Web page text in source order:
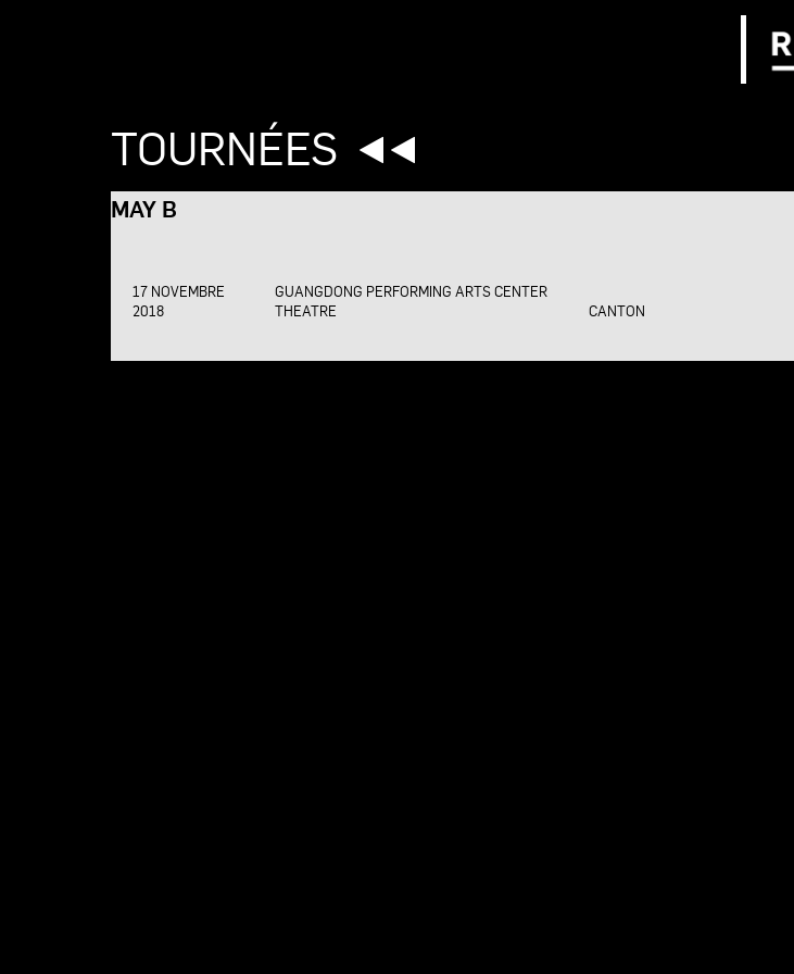
TOURNÉES
MAY B
17 NOVEMBRE
2018
GUANGDONG PERFORMING ARTS CENTER
THEATRE
CANTON